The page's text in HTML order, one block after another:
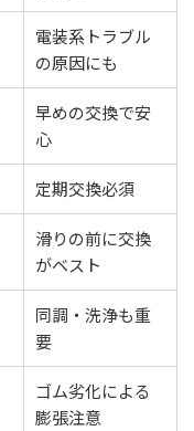
電装系トラブル
の原因にも
早めの交換で安
心
定期交換必須
滑りの前に交換
がベスト
同調・洗浄も重
要
ゴム劣化による
膨張注意